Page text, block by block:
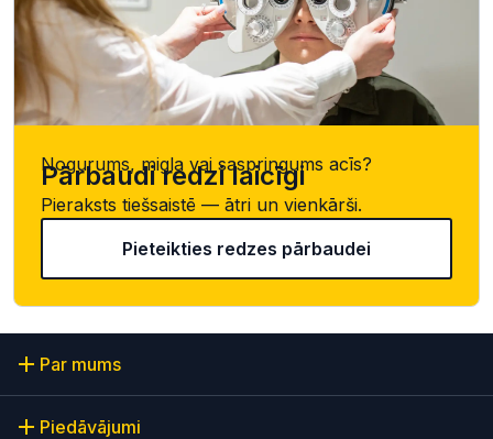
Nogurums, migla vai saspringums acīs?
Pārbaudi redzi laicīgi
Pieraksts tiešsaistē — ātri un vienkārši.
Pieteikties redzes pārbaudei
Par mums
Piedāvājumi